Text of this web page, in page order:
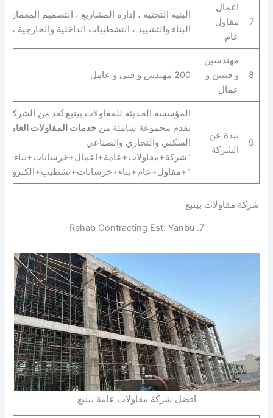
7
اعمال
مقاول
عام
البنية التحتية ، إدارة المشاريع ، التصميم
البناء والتشييد ، التشطيبات الداخلية والخارجية
8
مهندسين
و فنيين و
عمال
200 مهندس و فني و عامل
9
نبذة عن
الشركة
المؤسسة الحديثة للمقاولات بينبع تُعد من
تقدم مجموعة شاملة من خدمات المقاولات العامة
السكني والتجاري والصناعي
شركة مقاولات بينبع
7. Rehab Contracting Est. Yanbu
افضل شركة مقاولات عامة بينبع